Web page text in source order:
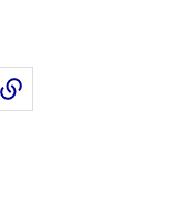
LinkedInpar email